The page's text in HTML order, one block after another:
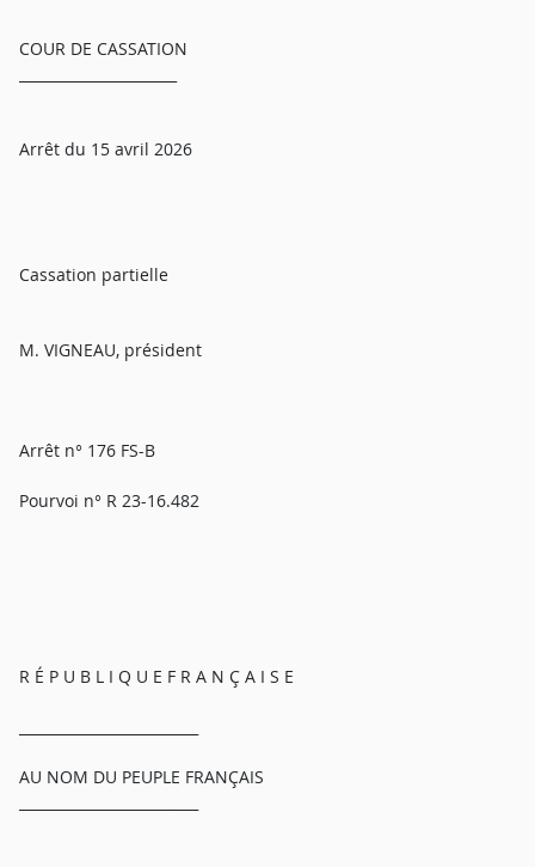
COUR DE CASSATION
Arrêt du 15 avril 2026
Cassation partielle
M. VIGNEAU, président
Arrêt n° 176 FS-B
Pourvoi n° R 23-16.482
R É P U B L I Q U E F R A N Ç A I S E
AU NOM DU PEUPLE FRANÇAIS